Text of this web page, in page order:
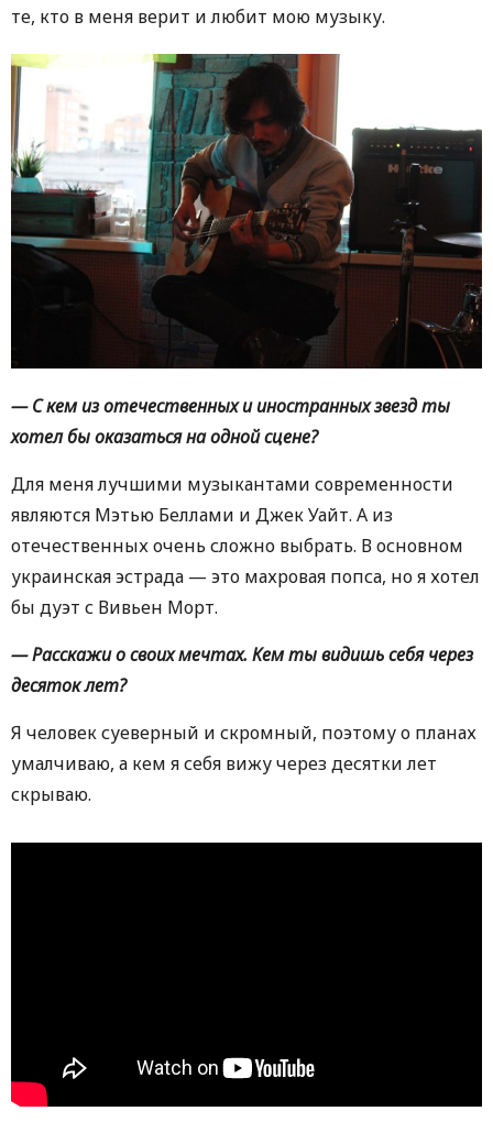
те, кто в меня верит и любит мою музыку.
— С кем из отечественных и иностранных звезд ты
хотел бы оказаться на одной сцене?
Для меня лучшими музыкантами современности
являются Мэтью Беллами и Джек Уайт. А из
отечественных очень сложно выбрать. В основном
украинская эстрада — это махровая попса, но я хотел
бы дуэт с Вивьен Морт.
— Расскажи о своих мечтах. Кем ты видишь себя через
десяток лет?
Я человек суеверный и скромный, поэтому о планах
умалчиваю, а кем я себя вижу через десятки лет
скрываю.